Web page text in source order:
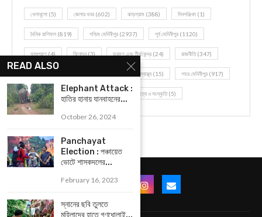
খেলাধূলো (5) জেলার খবর (602) ঝাড়গ্রাম (388) দিনপঞ্জিকা (1)
দৈনিক রাশিফল (819) পশ্চিম মেদিনীপুর (2937) পূর্ব মেদিনীপুর (1120)
বন্যপ্রাণ (4) বিনোদন(3) ভ্রমণ এবং তীর্থকেন্দ্র (24) রাজনীতি(347)
শরীর স্বাস্থ্য (15) শহর মেদিনীপুর (917)
শিক্ষা ব্যবস্থা সাহিত্য ও সংস্কৃতি(5)
READ ALSO
Elephant Attack :
হাতির হানায় যানবাহনের...
October 26, 2024
Panchayat
Election : পঞ্চায়েত
ভোটে শাসকদলের...
February 16, 2023
স্নানের ছবি তুলতে
মহিলাদের হাতে গণধোলাই...